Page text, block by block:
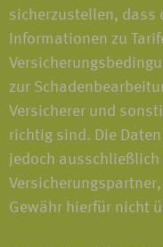
sicherzustellen, dass
Informationen zu
zur
Versicherer und
richtig sind. Die
jedoch ausschließlich
Versicherungspartner,
Gewähr hierfür nicht